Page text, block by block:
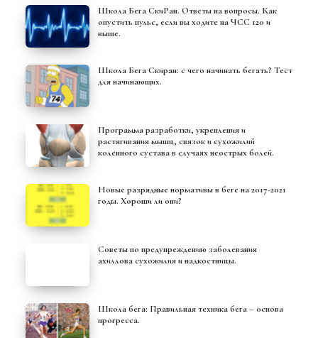
Школа Бега СкиРан. Ответы на вопросы. Как
опустить пульс, если вы ходите на ЧСС 120 и
выше.
Школа Бега Скиран: с чего начинать бегать? Тест
для начинающих.
Программа разработки, укрепления и
растягивания мышц, связок и сухожилий
коленного сустава в случаях неострых болей.
Новые разрядные нормативы в беге на 2017-2021
годы. Хороши ли они?
Советы по предупреждению заболевания
ахиллова сухожилия и надкостницы.
Школа бега: Правильная техника бега – основа
прогресса.